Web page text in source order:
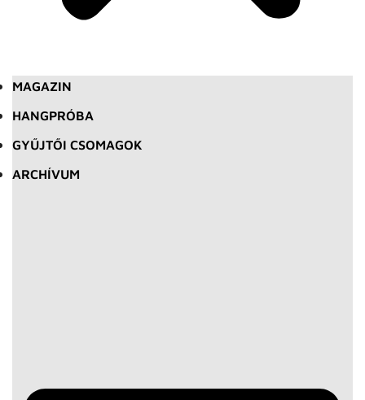
MAGAZIN
HANGPRÓBA
GYŰJTŐI CSOMAGOK
ARCHÍVUM